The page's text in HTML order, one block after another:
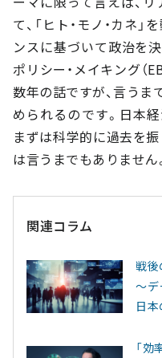
て、「ヒト・モノ・カネ
ンスに基づいて政治を決
ポリシー・メイキング（
数年の話ですが、言うま
められるのです。日本
まずは科学的に過去を
は言うまでもありません
関連コラム
戦後
～デ
日本
「効